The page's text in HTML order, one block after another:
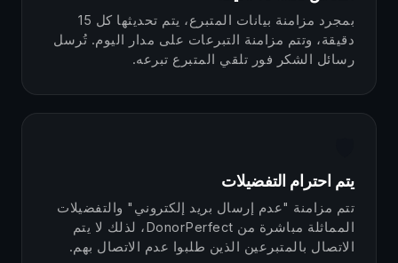
بمجرد مزامنة بيانات المتبرع، يتم تحديثها كل 15
دقيقة، وتتم مزامنة التبرعات على مدار اليوم. تُرسل
رسائل الشكر فور تلقي المتبرع تبرعه.
يتم احترام التفضيلات
تتم مزامنة "عدم إرسال بريد إلكتروني" والتفضيلات
المماثلة مباشرة من DonorPerfect، لذلك لا يتم
الاتصال بالمتبرعين الذين طلبوا عدم الاتصال بهم.